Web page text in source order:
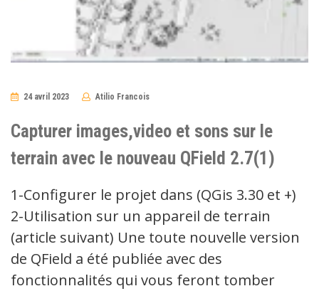
24 avril 2023 Atilio Francois
Capturer images,video et sons sur le
terrain avec le nouveau QField 2.7(1)
1-Configurer le projet dans (QGis 3.30 et +)
2-Utilisation sur un appareil de terrain
(article suivant) Une toute nouvelle version
de QField a été publiée avec des
fonctionnalités qui vous feront tomber